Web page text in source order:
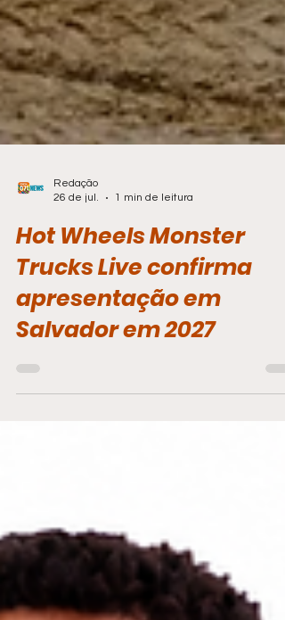
26 de jul.
1 min de leitura
Hot Wheels Monster
Trucks Live confirma
apresentação em
Salvador em 2027